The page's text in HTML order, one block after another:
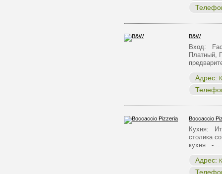
B&W
Вход:
Платный,
Адрес:
Boccaccio
Кухня:
столика
кухня -…
Адрес: